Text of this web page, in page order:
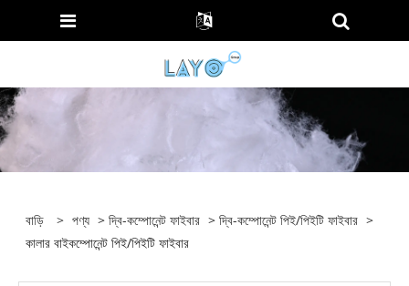
বাড়ি > পণ্য >দ্বি-কম্পোনেন্ট ফাইবার >দ্বি-কম্পোনেন্ট পিই/পিইটি ফাইবার >
কালার বাইকম্পোনেন্ট পিই/পিইটি ফাইবার